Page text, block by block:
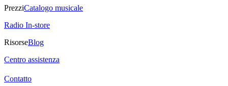
PrezziCatalogo musicale
Radio In-store
RisorseBlog
Centro assistenza
Contatto